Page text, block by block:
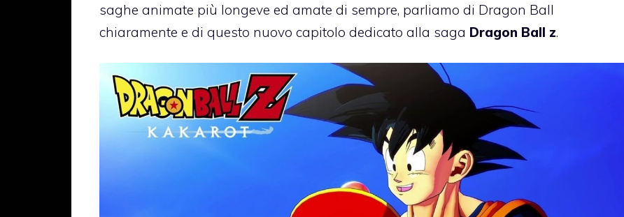
saghe animate più longeve ed amate di sempre, parliamo di Dragon Ball
chiaramente e di questo nuovo capitolo dedicato alla saga Dragon Ball z.